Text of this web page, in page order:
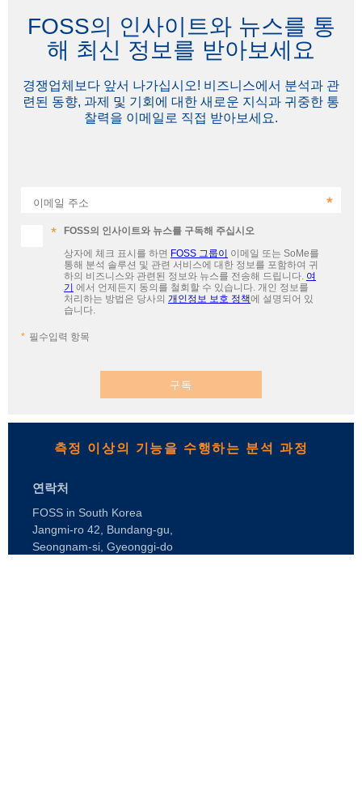
FOSS의 인사이트와 뉴스를 통
해 최신 정보를 받아보세요
경쟁업체보다 앞서 나가십시오! 비즈니스에서 분석과 관
련된 동향, 과제 및 기회에 대한 새로운 지식과 귀중한 통
찰력을 이메일로 직접 받아보세요.
이메일 주소
FOSS의 인사이트와 뉴스를 구독해 주십시오
상자에 체크 표시를 하면 FOSS 그룹이
이메일 또는 SoMe를
통해 분석 솔루션 및 관련 서비스에 대한 정보를 포함하여 귀
하의 비즈니스와 관련된 정보와 뉴스를 전송해 드립니다. 여
기 에서 언제든지 동의를 철회할 수 있습니다. 개인 정보를
처리하는 방법은 당사의 개인정보 보호 정책에 설명되어 있
습니다.
필수입력 항목
구독
측정 이상의 기능을 수행하는 분석 과정
연락처
FOSS in South Korea
Jangmi-ro 42, Bundang-gu,
Seongnam-si, Gyeonggi-do